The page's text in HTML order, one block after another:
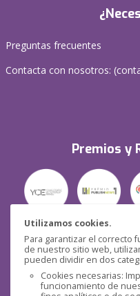
Utilizamos cookies.
Para garantizar el correcto
de nuestro sitio web,
pueden dividir en dos
Cookies necesarias:
funcionamiento de
Preguntas frecuentes
Contacta con nosotros: (
Premios y